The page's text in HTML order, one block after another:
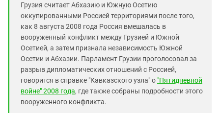
Грузия считает Абхазию и Южную Осетию
оккупированными Россией территориями после того,
как 8 августа 2008 года Россия вмешалась в
вооруженный конфликт между Грузией и Южной
Осетией, а затем признала независимость Южной
Осетии и Абхазии. Парламент Грузии проголосовал за
разрыв дипломатических отношений с Россией,
говорится в справке "Кавказского узла" о "Пятидневной
войне" 2008 года, где также собраны подробности этого
вооруженного конфликта.